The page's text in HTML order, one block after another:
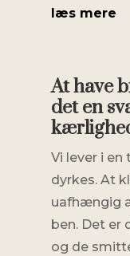
læs mere
At have
det en
Vi lever i
dyrkes. At
uafhængig
ben. Det
og de